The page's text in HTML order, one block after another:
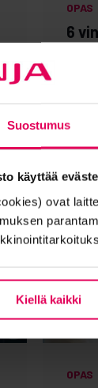
Suostumus
käyttää
ovat
Kiellä kaikki
OPAS
6
OPAS